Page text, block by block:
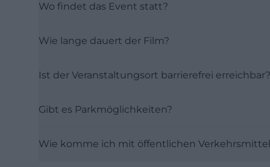
Wo findet das Event statt?
Wie lange dauert der Film?
Ist der Veranstaltungsort barrierefrei erreichbar?
Gibt es Parkmöglichkeiten?
Wie komme ich mit öffentlichen